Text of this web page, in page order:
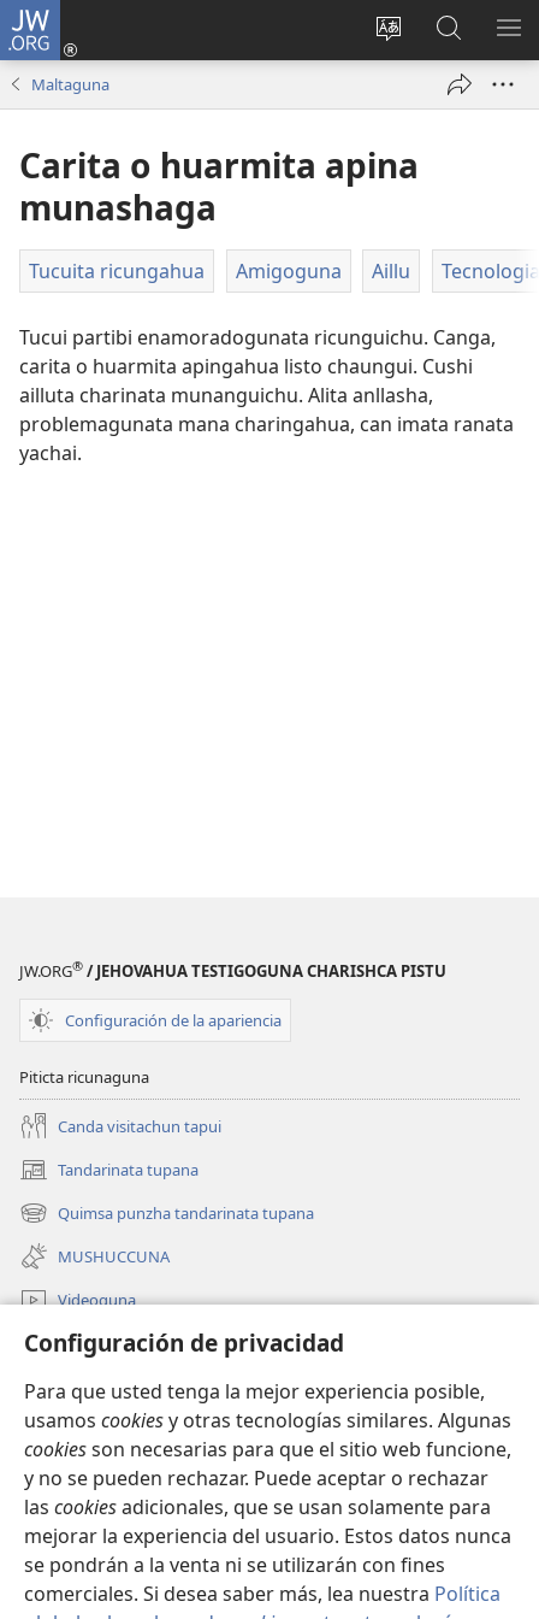
Configuración de privacidad
Para que usted tenga la mejor experiencia posible,
usamos cookiesy otras tecnologías similares. Algunas
cookiesson necesarias para que el sitio web funcione,
y no se pueden rechazar. Puede aceptar o rechazar
las cookiesadicionales, que se usan solamente para
mejorar la experiencia del usuario. Estos datos nunca
se pondrán a la venta ni se utilizarán con fines
comerciales. Si desea saber más, lea nuestra Política
JW.ORG
Can
rimashca
shimima
Yaicungahua
callarina
ventana)
JW.ORGbi
mascana
Maltaguna
Carita o huarmita apina
munashaga
Tucuita ricungahua Amigoguna Aillu Tecnologia
Tucui partibi enamoradogunata ricunguichu. Canga,
carita o huarmita apingahua listo chaungui. Cushi
ailluta charinata munanguichu. Alita anllasha,
problemagunata mana charingahua, can imata ranata
yachai.
JW.ORG® / JEHOVAHUA TESTIGOGUNA CHARISHCA PISTU
Configuración de la apariencia
Piticta ricunaguna
Canda visitachun tapui
Tandarinata tupana
(abre
una
nueva
ventana)
Quimsa punzha tandarinata tupana
(abre
una
nueva
ventana)
MUSHUCCUNA
Videoguna
JW.ORGbi mascana
Cullquita cumbirana
(abre
nueva
ventana)
INTERNETPI BIBLIOTECA Watchtower
(abre
una
nueva
ventana)
JW Hub ®
(abre
una
nueva
ventana)